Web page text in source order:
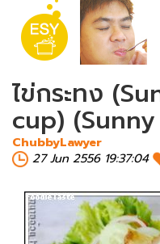
ไข่กระทง
cup)
ChubbyLawyer
27 Jun 2556 19:37:04